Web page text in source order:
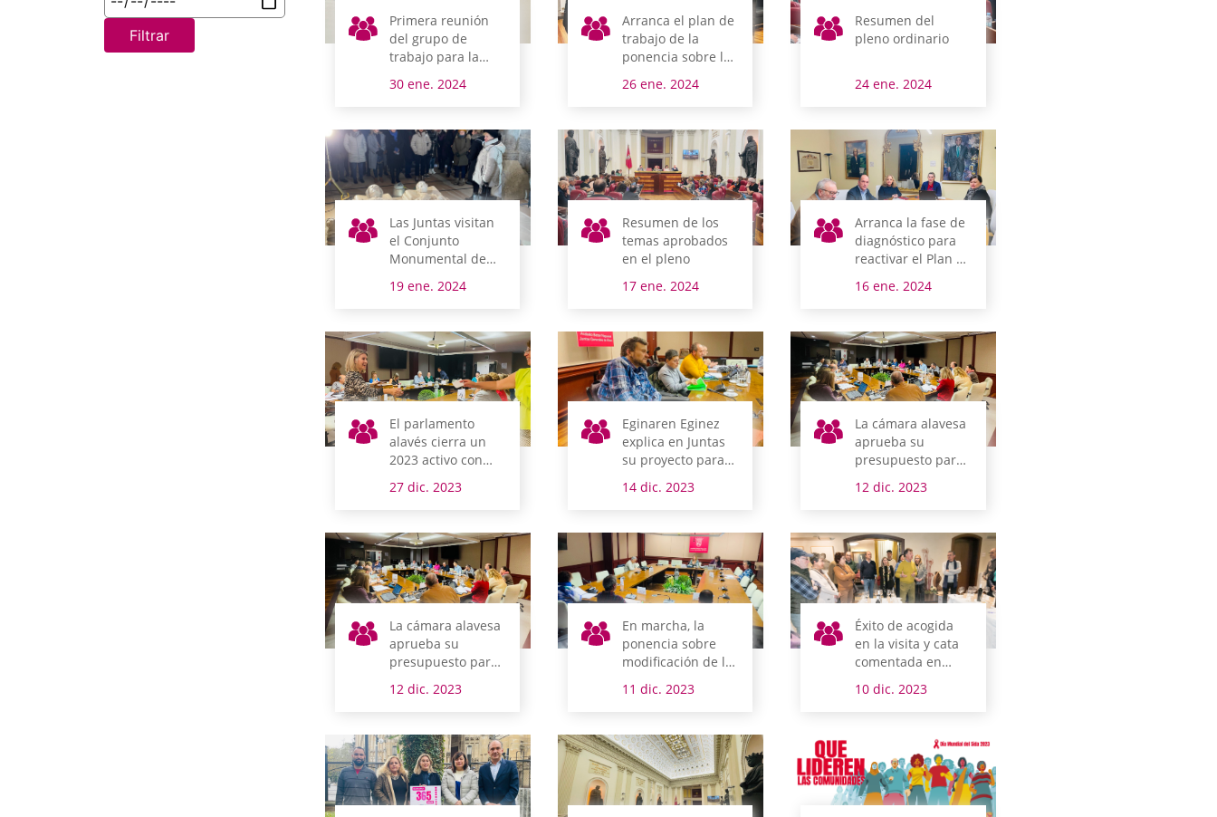
Filtrar
Primera reunión
del grupo de
trabajo para la
30 ene. 2024
Arranca el plan de
trabajo de la
ponencia sobre la
Norma Foral de
26 ene. 2024
Resumen del
pleno ordinario
24 ene. 2024
Las Juntas visitan
el Conjunto
Monumental de
19 ene. 2024
Resumen de los
temas aprobados
en el pleno
17 ene. 2024
Arranca la fase de
diagnóstico para
reactivar el Plan de
Uso del Euskera
16 ene. 2024
El parlamento
alavés cierra un
2023 activo con
más de 2.000
asuntos
27 dic. 2023
Eginaren Eginez
explica en Juntas
su proyecto para
2024
14 dic. 2023
La cámara alavesa
aprueba su
presupuesto para
2024 Duplicar 1
12 dic. 2023
La cámara alavesa
aprueba su
presupuesto para
2024
12 dic. 2023
En marcha, la
ponencia sobre
modificación de la
Norma Foral de
concejos
11 dic. 2023
Éxito de acogida
en la visita y cata
comentada en
Juntas Generales
por Ardoaraba
10 dic. 2023